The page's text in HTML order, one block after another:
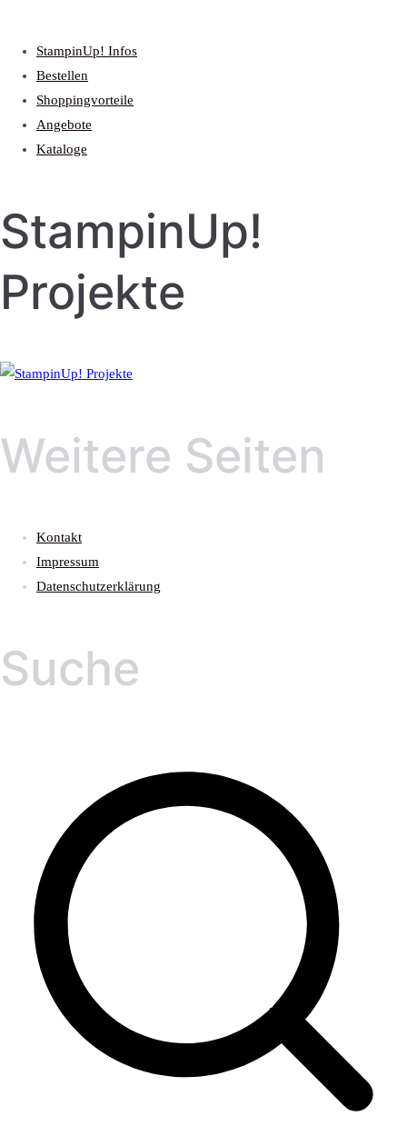
StampinUp! Infos
Bestellen
Shoppingvorteile
Angebote
Kataloge
StampinUp!
Projekte
Weitere Seiten
Kontakt
Impressum
Datenschutzerklärung
Suche